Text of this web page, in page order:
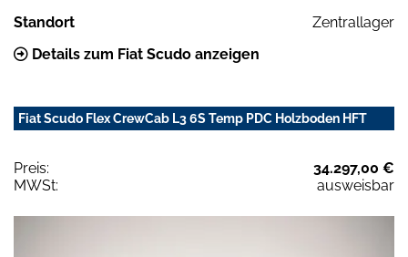
Standort
Zentrallager
Details zum Fiat Scudo anzeigen
Fiat Scudo Flex CrewCab L3 6S Temp PDC Holzboden HFT
Preis:
34.297,00 €
MWSt:
ausweisbar